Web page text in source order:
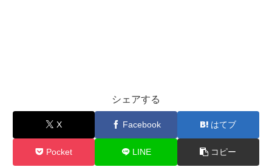
シェアする
X Facebook はてブ
Pocket LINE コピー